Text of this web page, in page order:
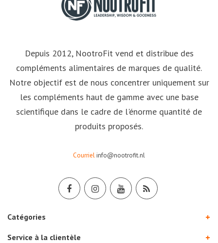
Depuis 2012, NootroFit vend et distribue des
compléments alimentaires de marques de qualité.
Notre objectif est de nous concentrer uniquement sur
les compléments haut de gamme avec une base
scientifique dans le cadre de l'énorme quantité de
produits proposés.
Courrielinfo@nootrofit.nl
Catégories
Service à la clientèle